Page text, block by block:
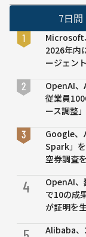
7日間
Microsoft
2026年内
ージェン
OpenAI
従業員
ース調整
Google、
Spark」
空券調査
4
OpenAI、
で10の成
が証明を
Alibaba、